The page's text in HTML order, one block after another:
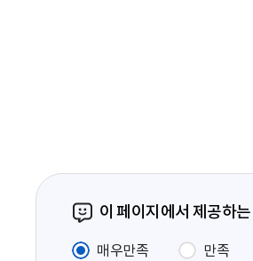
이 페이지에서 제공하
매우만족 만족